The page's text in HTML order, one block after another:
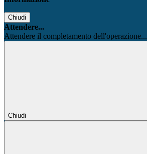
Chiudi
Attendere...
Attendere il completamento dell'operazione...
Chiudi